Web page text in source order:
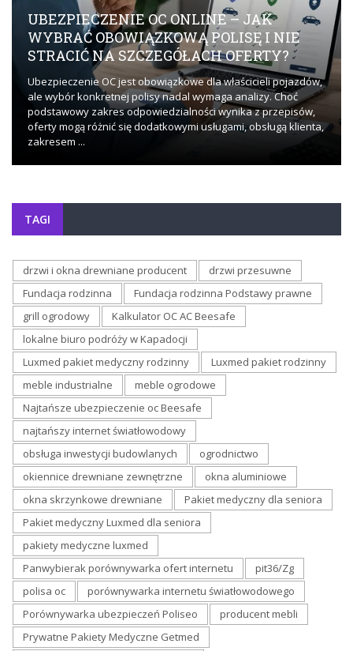
UBEZPIECZENIE OC ONLINE – JAK
WYBRAĆ OBOWIĄZKOWĄ POLISĘ I NIE
STRACIĆ NA SZCZEGÓŁACH OFERTY?
Ubezpieczenie OC jest obowiązkowe dla właścicieli pojazdów,
ale wybór konkretnej polisy nadal wymaga analizy. Choć
podstawowy zakres odpowiedzialności wynika z przepisów,
oferty mogą różnić się dodatkowymi usługami, obsługą klienta,
zakresem ...
TAGI
drzwi i okna drewniane producent
drzwi przesuwne
Fundacja rodzinna
Fundacja rodzinna Podstawy prawne
grill ogrodowy
Kalkulator OC AC Beesafe
lokalne biuro podróży w Kapadocji
Luxmed pakiet medyczny rodzinny
Luxmed pakiet rodzinny
meble industrialne
meble ogrodowe
Najtańsze ubezpieczenie oc Beesafe
najtańszy internet światłowodowy
obsługa inwestycji budowlanych
ogrodnictwo
okiennice drewniane zewnętrzne
okna aluminiowe
okna skrzynkowe drewniane
Pakiet medyczny dla seniora
Pakiet medyczny Luxmed dla seniora
pakiety medyczne luxmed
Panwybierak porównywarka ofert internetu
pit36/Zg
polisa oc
porównywarka internetu światłowodowego
Porównywarka ubezpieczeń Poliseo
producent mebli
Prywatne Pakiety Medyczne Getmed